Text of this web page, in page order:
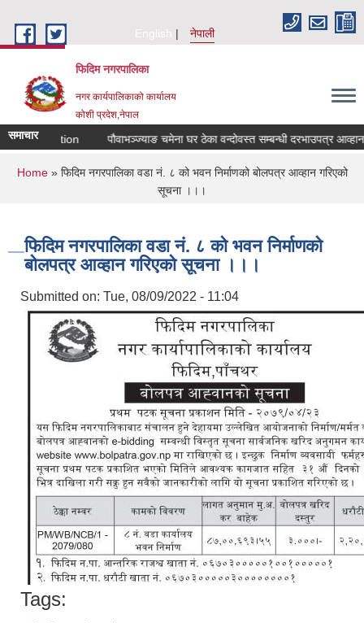
English
नेपाली
फिदिम नगरपालिका
नगर कार्यपालिकाको कार्यालय
कोशी प्रदेश,नेपाल
समाचार
Quotation पौवाभञ्ज्याङ चमेना घर ठेका वन्दोवस्त सम्बन्धी दरभाउपत्र
You are here
Home» फिदिम नगरपालिका वडा नं. ८ को भवन निर्माणको बोलपत्र आव्हान गरिएको
सूचना ।।।
फिदिम नगरपालिका वडा नं. ८ को भवन निर्माणको
बोलपत्र आव्हान गरिएको सूचना ।।।
Submitted on: Tue, 08/09/2022 - 11:04
Tags: